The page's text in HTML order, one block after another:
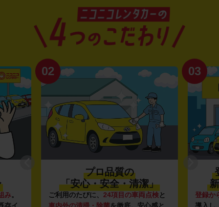
み。
02
プロ品質の
「安心・安全・清潔」
ご利用のたびに、 24項目の車両点検と
03
登録か